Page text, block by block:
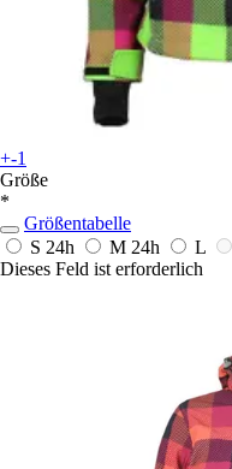
+-1
Größe
*
Größentabelle
S 24h M 24h L
Dieses Feld ist erforderlich